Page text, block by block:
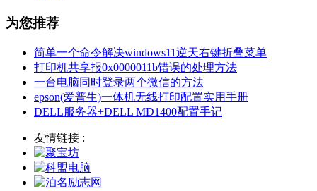
为您推荐
简单一个命令解决windows11逆天右键折叠菜单
打印机共享报0x0000011b错误的处理方法
一台电脑同时登录两个微信的方法
epson(爱普生)一体机无线打印配置实用手册
DELL服务器+DELL MD1400配置手记
友情链接 :